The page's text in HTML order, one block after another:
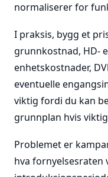
normaliserer for
I praksis, bygg et
grunnkostnad, HD-
enhetskostnader,
eventuelle
viktig fordi du kan
grunnplan hvis
Problemet er
hva